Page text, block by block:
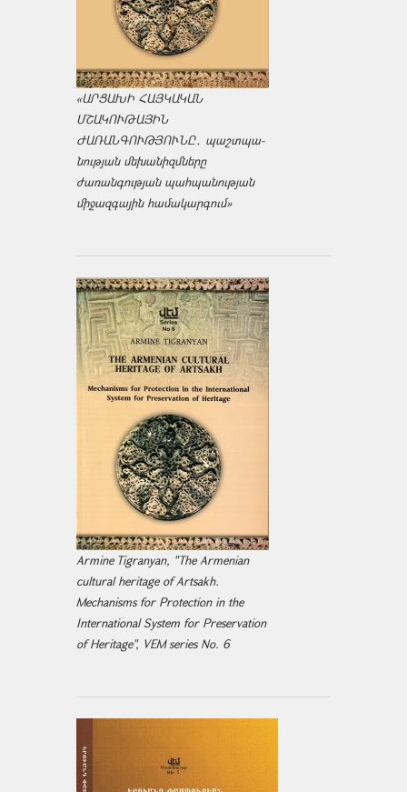
«ԱՐՑԱԽԻ ՀԱՅԿԱԿԱՆ
ՄՇԱԿՈՒԹԱՅԻՆ
ԺԱՌԱՆԳՈՒԹՅՈՒՆԸ․ պաշտպա­
նության մեխանիզմները
ժառանգության պահպանության
միջազ­գային համակարգում»
Armine Tigranyan, "The Armenian
cultural heritage of Artsakh.
Mechanisms for Protection in the
International System for Preservation
of Heritage", VEM series No. 6